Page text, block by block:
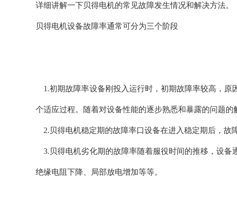
详细讲解一下贝得电机的常见故障发生情况和解决方法。
贝得电机设备故障率通常可分为三个阶段
1.初期故障率设备刚投入运行时，初期故障率较高，原
个适应过程。随着对设备性能的逐步熟悉和暴露的问题的
2.贝得电机稳定期的故障率口设备在进入稳定期后，故
3.贝得电机劣化期的故障率随着服役时间的推移，设备
绝缘电阻下降、局部放电增加等等。